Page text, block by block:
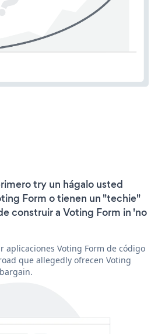
try un hágalo usted
Form o tienen un "techie"
construir a Voting Form in 'no
aplicaciones Voting Form de código
que allegedly ofrecen Voting